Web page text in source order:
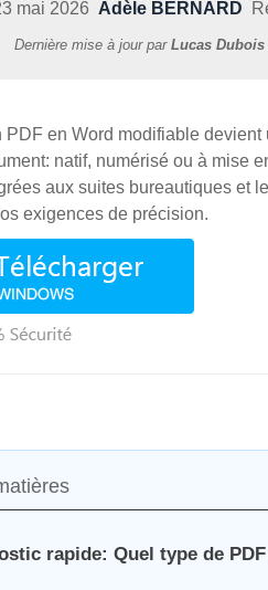
mai 2026 Adèle BERNARD
Dernière mise à jour par Lucas Dubois
PDF en Word modifiable
natif, numérisé ou à mise
aux suites bureautiques et
exigences de précision.
rapide: Quel type de